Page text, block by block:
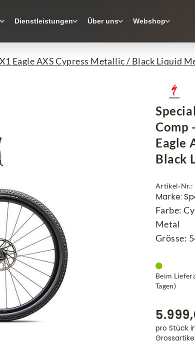
Dienstleistungen Über uns Webshop
Eagle AXS Cypress Metallic / Black Liquid
Comp
Eagle
Black
Artikel-Nr.:
Marke:
Farbe:
Metal
Grösse:
Beim
Tagen)
pro Stück
Grossartikel